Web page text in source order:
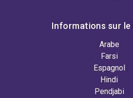
Informations sur le
Arabe
Farsi
Espagnol
Hindi
Pendjabi